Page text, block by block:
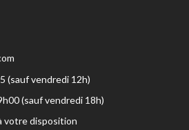
(sauf vendredi 12h)
(sauf vendredi 18h)
votre disposition